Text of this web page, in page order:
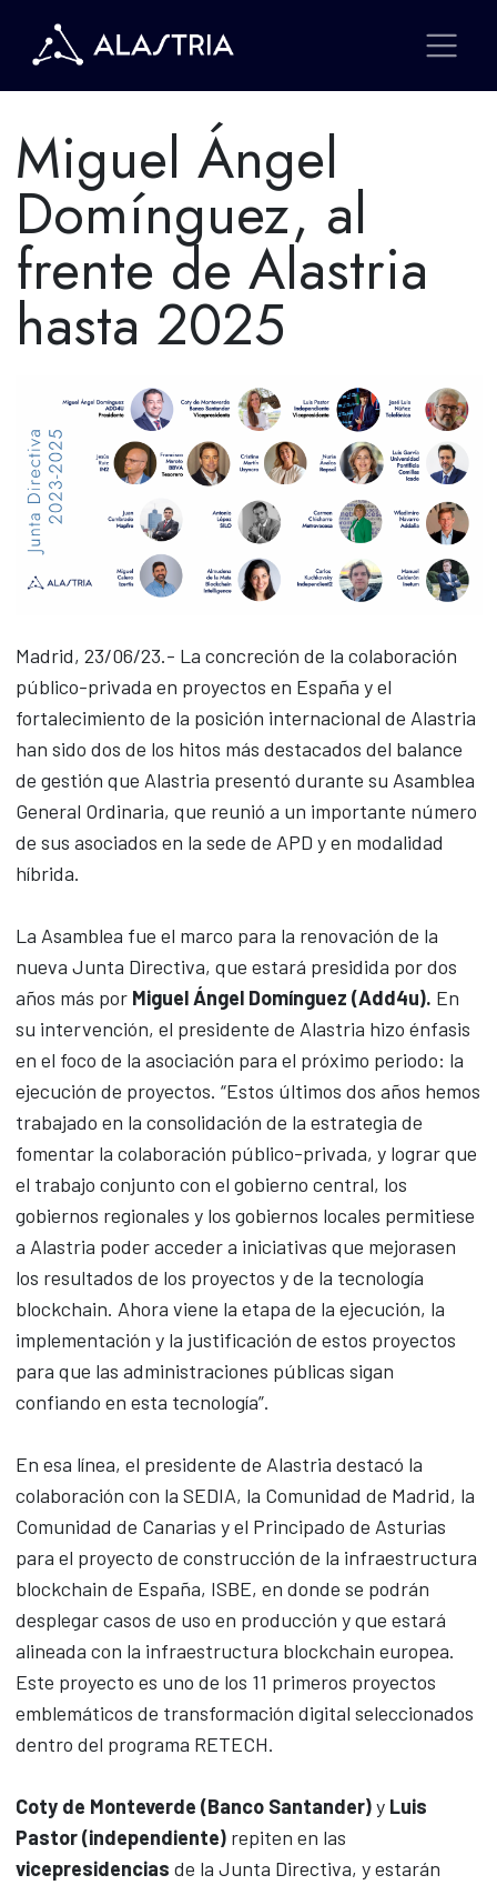
Miguel Ángel
Domínguez, al
frente de Alastria
hasta 2025
Madrid, 23/06/23.- La concreción de la colaboración
público-privada en proyectos en España y el
fortalecimiento de la posición internacional de Alastria
han sido dos de los hitos más destacados del balance
de gestión que Alastria presentó durante su Asamblea
General Ordinaria, que reunió a un importante número
de sus asociados en la sede de APD y en modalidad
híbrida.
La Asamblea fue el marco para la renovación de la
nueva Junta Directiva, que estará presidida por dos
años más por Miguel Ángel Domínguez (Add4u). En
su intervención, el presidente de Alastria hizo énfasis
en el foco de la asociación para el próximo periodo: la
ejecución de proyectos. “Estos últimos dos años hemos
trabajado en la consolidación de la estrategia de
fomentar la colaboración público-privada, y lograr que
el trabajo conjunto con el gobierno central, los
gobiernos regionales y los gobiernos locales permitiese
a Alastria poder acceder a iniciativas que mejorasen
los resultados de los proyectos y de la tecnología
blockchain. Ahora viene la etapa de la ejecución, la
implementación y la justificación de estos proyectos
para que las administraciones públicas sigan
confiando en esta tecnología”.
En esa línea, el presidente de Alastria destacó la
colaboración con la SEDIA, la Comunidad de Madrid, la
Comunidad de Canarias y el Principado de Asturias
para el proyecto de construcción de la infraestructura
blockchain de España, ISBE, en donde se podrán
desplegar casos de uso en producción y que estará
alineada con la infraestructura blockchain europea.
Este proyecto es uno de los 11 primeros proyectos
emblemáticos de transformación digital seleccionados
dentro del programa RETECH.
Coty de Monteverde (Banco Santander)y Luis
Pastor (independiente) repiten en las
vicepresidencias de la Junta Directiva, y estarán